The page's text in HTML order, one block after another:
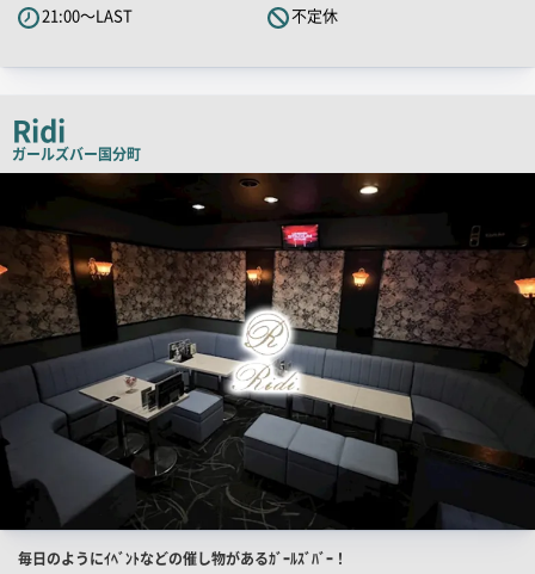
キ
ッ
コ
ピ
21:00～LAST
不定休
Ridi
ガールズバー国分町
画
店
毎日のようにｲﾍﾞﾝﾄなどの催し物があるｶﾞｰﾙｽﾞﾊﾞｰ！